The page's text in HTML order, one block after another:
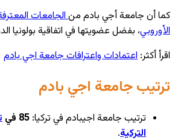
كما أن جامعة أجي بادم منالجامعات
الأوروبي، بفضل عضويتها في اتفاقية بولونيا
اقرأ أكثر: اعتمادات واعترافات جامعة اجي بادم
ترتيب جامعة اجي بادم
ترتيب جامعة اجيبادم في تركيا: 85 في
التركية.